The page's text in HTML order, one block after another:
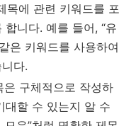
목에 관련 키워드를 포
니다. 예를 들어, “유
은 키워드를 사용하여
다.
은 구체적으로 작성하
대할 수 있는지 알 수